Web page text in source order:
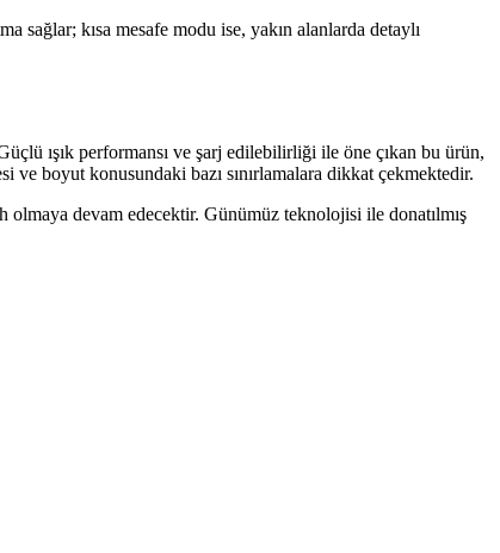
sağlar; kısa mesafe modu ise, yakın alanlarda detaylı
ışık performansı ve şarj edilebilirliği ile öne çıkan bu ürün,
ve boyut konusundaki bazı sınırlamalara dikkat çekmektedir.
devam edecektir. Günümüz teknolojisi ile donatılmış